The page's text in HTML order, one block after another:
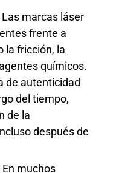
Las marcas láser
frente a
la fricción, la
químicos.
de autenticidad
del tiempo,
de la
después de
En muchos